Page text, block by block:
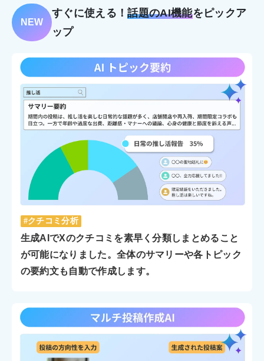
NEW
すぐに使える！話題のAI機能をピックア
ップ
#クチコミ分析
生成AIでXのクチコミを素早く分類しまとめること
が可能になりました。全体のサマリーや各トピック
の要約文も自動で作成します。